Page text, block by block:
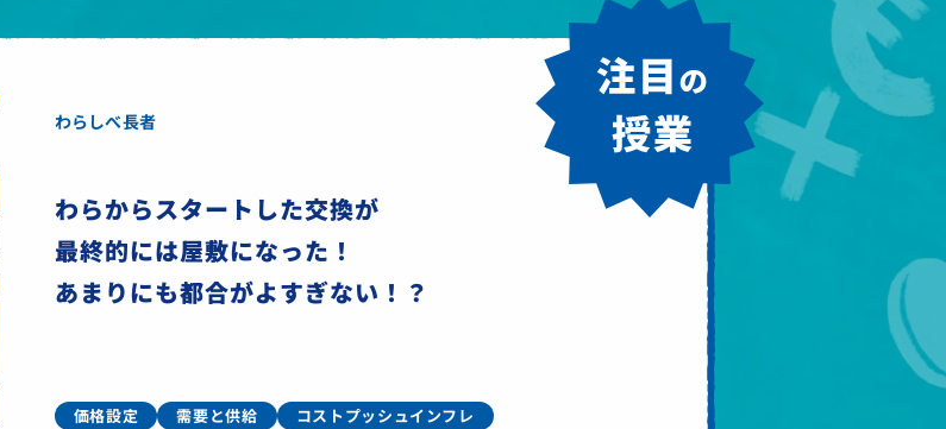
わらしべ長者
わらからスタートした交換が
最終的には屋敷になった！
あまりにも都合がよすぎない！？
価格設定 需要と供給 コストプッシュインフレ